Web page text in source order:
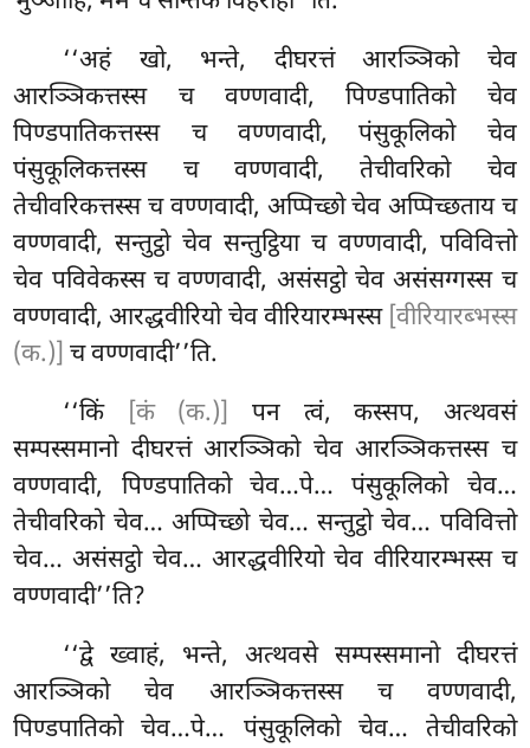
‘‘अहं खो, भन्ते, दीघरत्तं आरञ्ञिको चेव
आरञ्ञिकत्तस्स च वण्णवादी, पिण्डपातिको चेव
पिण्डपातिकत्तस्स च वण्णवादी, पंसुकूलिको चेव
पंसुकूलिकत्तस्स च वण्णवादी, तेचीवरिको चेव
तेचीवरिकत्तस्स च वण्णवादी, अप्पिच्छो चेव अप्पिच्छताय च
वण्णवादी, सन्तुट्ठो चेव सन्तुट्ठिया च वण्णवादी, पविवित्तो
चेव पविवेकस्स च वण्णवादी, असंसट्ठो चेव असंसग्गस्स च
वण्णवादी, आरद्धवीरियो चेव वीरियारम्भस्स [वीरियारब्भस्स
(क.)] च वण्णवादी’’ति.
‘‘किं
[कं (क.)]
पन त्वं, कस्सप, अत्थवसं
सम्पस्समानो दीघरत्तं आरञ्ञिको चेव आरञ्ञिकत्तस्स च
वण्णवादी, पिण्डपातिको चेव…पे… पंसुकूलिको चेव…
तेचीवरिको चेव… अप्पिच्छो चेव… सन्तुट्ठो चेव… पविवित्तो
चेव… असंसट्ठो चेव… आरद्धवीरियो चेव वीरियारम्भस्स च
वण्णवादी’’ति?
‘‘द्वे ख्वाहं, भन्ते, अत्थवसे सम्पस्समानो दीघरत्तं
आरञ्ञिको चेव आरञ्ञिकत्तस्स च वण्णवादी,
पिण्डपातिकोचेव…पे… पंसुकूलिको चेव… तेचीवरिको